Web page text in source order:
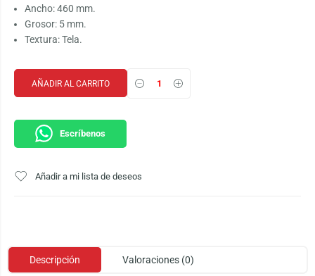
Ancho: 460 mm.
Grosor: 5 mm.
Textura: Tela.
AÑADIR AL CARRITO
Escríbenos
Añadir a mi lista de deseos
Descripción Valoraciones (0)